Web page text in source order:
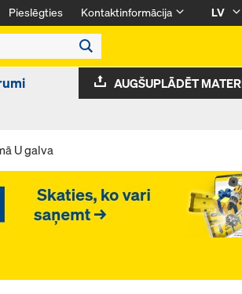
Pieslēgties Kontaktinformācija
LV
AUGŠUPLĀDĒT
U galva